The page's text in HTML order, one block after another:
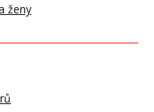
ženy